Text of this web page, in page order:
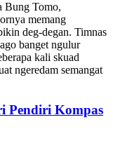
Bung Tomo,
memang
deg-degan. Timnas
banget ngulur
kali skuad
ngeredam semangat
Pendiri Kompas